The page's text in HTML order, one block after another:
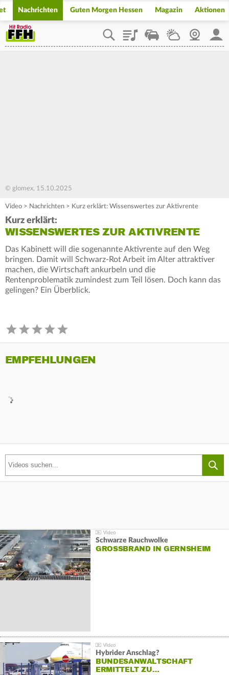
Nachrichten Guten Morgen Hessen Magazin Aktionen
PlaylistStaupilotWetterWebcam
© glomex, 15.10.2025
Video > Nachrichten > Kurz erklärt: Wissenswertes zur Aktivrente
Kurz erklärt:
WISSENSWERTES ZUR AKTIVRENTE
Das Kabinett will die sogenannte Aktivrente auf den Weg
bringen. Damit will Schwarz-Rot Arbeit im Alter attraktiver
machen, die Wirtschaft ankurbeln und die
Rentenproblematik zumindest zum Teil lösen. Doch kann das
gelingen? Ein Überblick.
EMPFEHLUNGEN
Schwarze Rauchwolke
GROSSBRAND IN GERNSHEIM
Hybrider Anschlag?
BUNDESANWALTSCHAFT
ERMITTELT ZU…